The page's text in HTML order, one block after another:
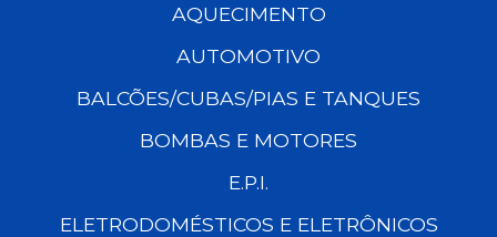
AQUECIMENTO
AUTOMOTIVO
BALCÕES/CUBAS/PIAS E TANQUES
BOMBAS E MOTORES
E.P.I.
ELETRODOMÉSTICOS E ELETRÔNICOS